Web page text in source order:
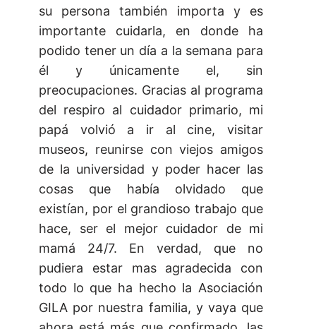
su persona también importa y es
importante cuidarla, en donde ha
podido tener un día a la semana para
él y únicamente el, sin
preocupaciones. Gracias al programa
del respiro al cuidador primario, mi
papá volvió a ir al cine, visitar
museos, reunirse con viejos amigos
de la universidad y poder hacer las
cosas que había olvidado que
existían, por el grandioso trabajo que
hace, ser el mejor cuidador de mi
mamá 24/7. En verdad, que no
pudiera estar mas agradecida con
todo lo que ha hecho la Asociación
GILA por nuestra familia, y vaya que